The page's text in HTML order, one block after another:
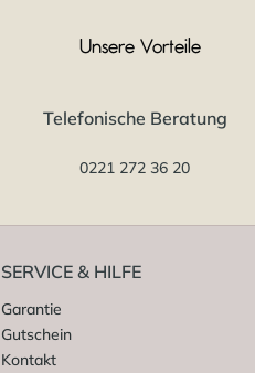
Unsere Vorteile
Telefonische Beratung
0221 272 36 20
SERVICE & HILFE
Garantie
Gutschein
Kontakt